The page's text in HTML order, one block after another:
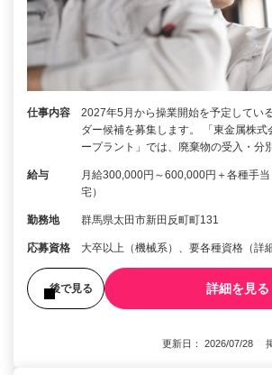
仕事内容
2027年5月から操業開始を予定してい
ダー候補を募集します。 「東金属株
ープラント」では、廃棄物の受入・分
給与
月給300,000円～600,000円＋各種手
宅）
勤務地 群馬県太田市新田反町町131
応募資格 大卒以上（機械系）、要各種資格（詳
後で見る 詳細を見る
更新日： 2026/07/28